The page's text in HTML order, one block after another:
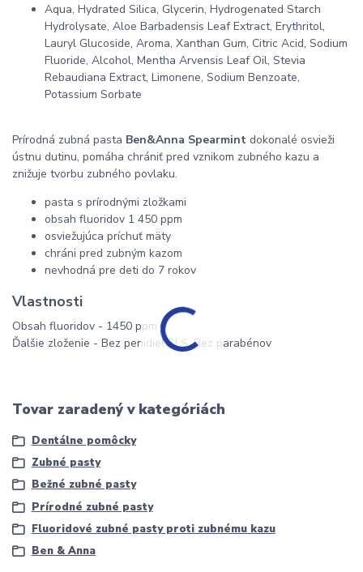
Aqua, Hydrated Silica, Glycerin, Hydrogenated Starch
Hydrolysate, Aloe Barbadensis Leaf Extract, Erythritol,
Lauryl Glucoside, Aroma, Xanthan Gum, Citric Acid, Sodium
Fluoride, Alcohol, Mentha Arvensis Leaf Oil, Stevia
Rebaudiana Extract, Limonene, Sodium Benzoate,
Potassium Sorbate
Prírodná zubná pasta Ben&Anna Spearmint dokonalé osvieži
ústnu dutinu, pomáha chrániť pred vznikom zubného kazu a
znižuje tvorbu zubného povlaku.
pasta s prírodnými zložkami
obsah fluoridov 1 450 ppm
osviežujúca príchuť mäty
chráni pred zubným kazom
nevhodná pre deti do 7 rokov
Vlastnosti
Obsah fluoridov - 1450 ppm
Ďalšie zloženie - Bez penidiel SLS, Bez parabénov
Tovar zaradený v kategóriách
Dentálne pomôcky
Zubné pasty
Bežné zubné pasty
Prírodné zubné pasty
Fluoridové zubné pasty proti zubnému kazu
Ben & Anna